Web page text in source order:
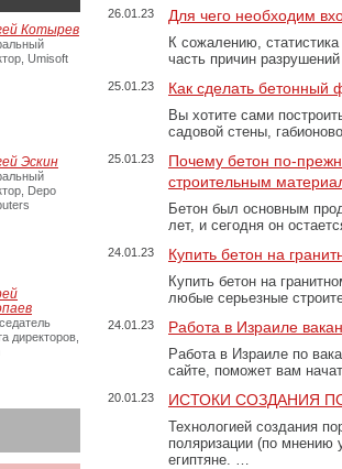
26.01.23 Для чего необходим
К сожалению,
часть причин
25.01.23 Как сделать бетонный
Вы хотите сами
садовой стены,
25.01.23
Почему бетон по-
строительным
Бетон был основным
лет, и сегодня он
24.01.23 Купить бетон на
Купить бетон на
любые серьезные
24.01.23 Работа в Израиле
Работа в Израиле по
сайте, поможет вам
20.01.23 ИСТОКИ СОЗДАНИЯ
Технологией создания
поляризации (по
египтяне. …
Котырев
Umisoft
Эскин
Depo
директоров,